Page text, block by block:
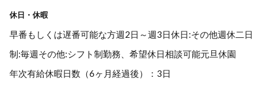
休日・休暇
早番もしくは遅番可能な方週2日～週3日休日:その他週休二日
制:毎週その他:シフト制勤務、希望休日相談可能元旦休園
年次有給休暇日数（6ヶ月経過後）：3日